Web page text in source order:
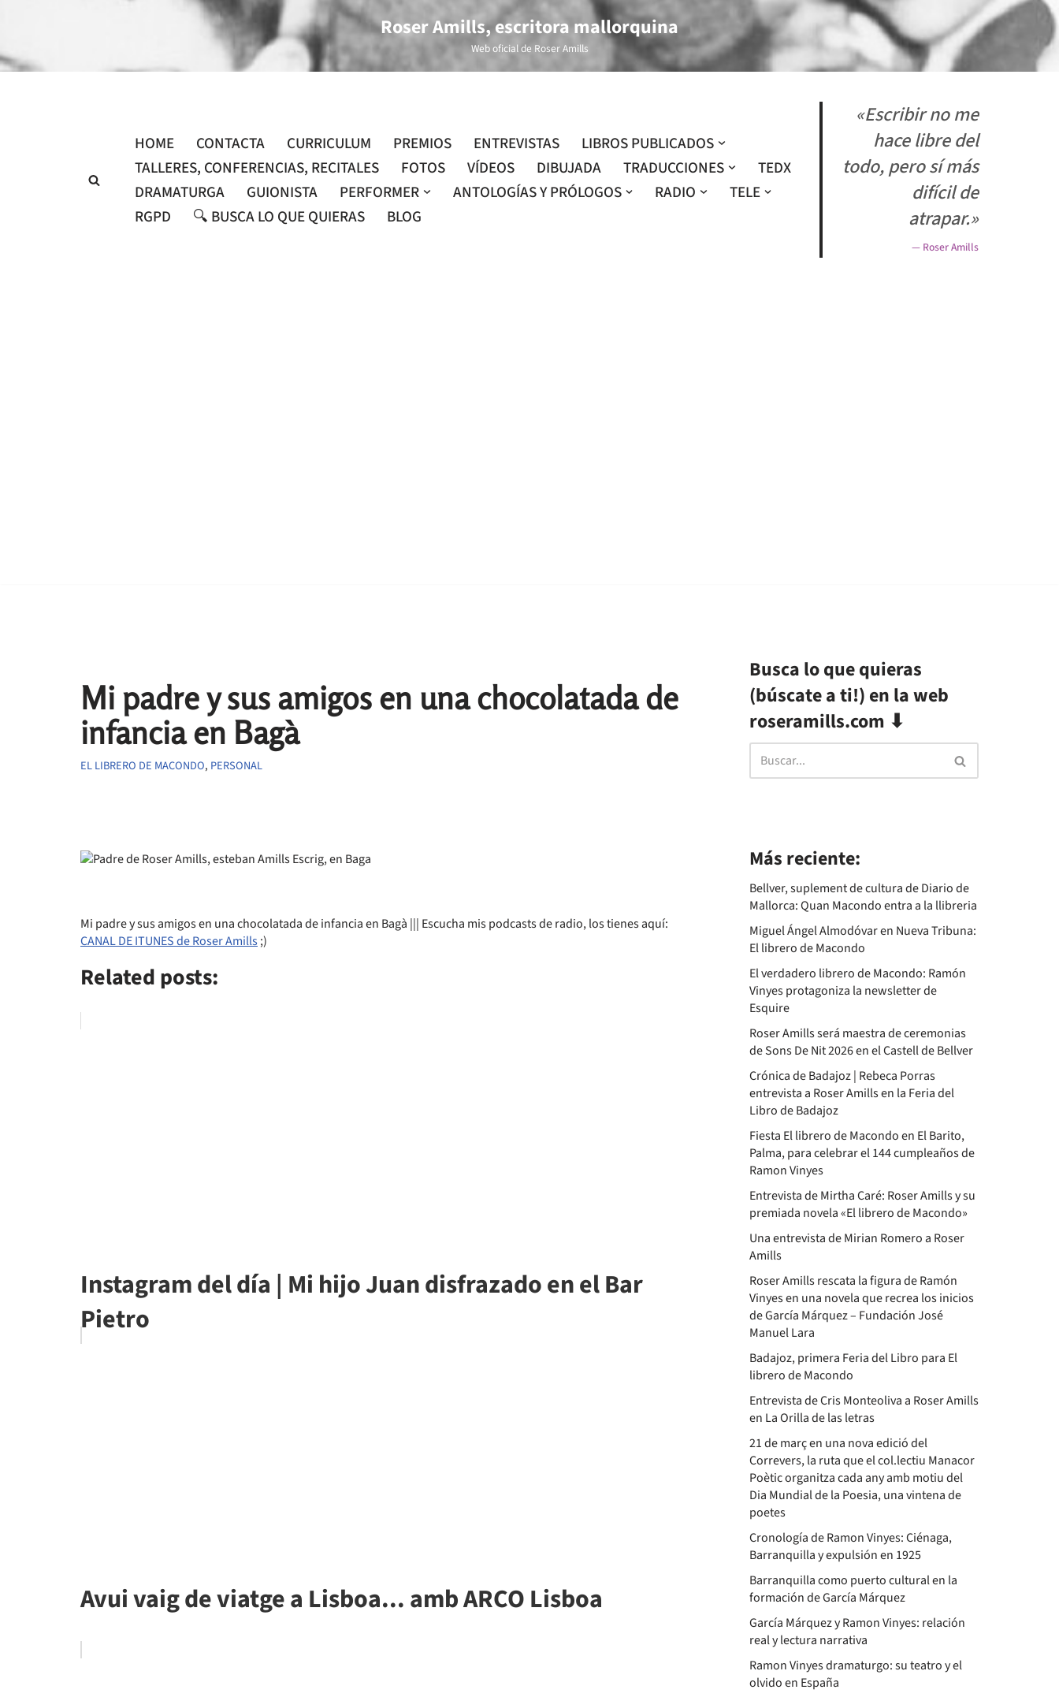
al
contenido
Roser Amills, escritora mallorquina
Web oficial de Roser Amills
HOME CONTACTA CURRICULUM PREMIOS ENTREVISTAS
LIBROS PUBLICADOS
TALLERES, CONFERENCIAS, RECITALES
FOTOS VÍDEOS DIBUJADA TRADUCCIONES
TEDX
DRAMATURGA
GUIONISTA PERFORMER ANTOLOGÍAS Y PRÓLOGOS RADIO
TELE
RGPD
🔍 BUSCA LO QUE QUIERAS BLOG
«Escribir no me
hace libre del
todo, pero sí más
difícil de
atrapar.»
— Roser Amills
Mi padre y sus amigos en una chocolatada de
infancia en Bagà
EL LIBRERO DE MACONDO, PERSONAL
Mi padre y sus amigos en una chocolatada de infancia en Bagà ||| Escucha mis podcasts de radio, los tienes aquí:
CANAL DE ITUNES de Roser Amills;)
Related posts:
Instagram del día | Mi hijo Juan disfrazado en el Bar
Pietro
Avui vaig de viatge a Lisboa... amb ARCO Lisboa
Busca lo que quieras
(búscate a ti!) en la web
roseramills.com ⬇
Más reciente:
Bellver, suplement de cultura de Diario de
Mallorca: Quan Macondo entra a la llibreria
Miguel Ángel Almodóvar en Nueva Tribuna:
El librero de Macondo
El verdadero librero de Macondo: Ramón
Vinyes protagoniza la newsletter de
Esquire
Roser Amills será maestra de ceremonias
de Sons De Nit 2026 en el Castell de Bellver
Crónica de Badajoz | Rebeca Porras
entrevista a Roser Amills en la Feria del
Libro de Badajoz
Fiesta El librero de Macondo en El Barito,
Palma, para celebrar el 144 cumpleaños de
Ramon Vinyes
Entrevista de Mirtha Caré: Roser Amills y su
premiada novela «El librero de Macondo»
Una entrevista de Mirian Romero a Roser
Amills
Roser Amills rescata la figura de Ramón
Vinyes en una novela que recrea los inicios
de García Márquez – Fundación José
Manuel Lara
Badajoz, primera Feria del Libro para El
librero de Macondo
Entrevista de Cris Monteoliva a Roser Amills
en La Orilla de las letras
21 de març en una nova edició del
Correvers, la ruta que el col.lectiu Manacor
Poètic organitza cada any amb motiu del
Dia Mundial de la Poesia, una vintena de
poetes
Cronología de Ramon Vinyes: Ciénaga,
Barranquilla y expulsión en 1925
Barranquilla como puerto cultural en la
formación de García Márquez
García Márquez y Ramon Vinyes: relación
real y lectura narrativa
Ramon Vinyes dramaturgo: su teatro y el
olvido en España